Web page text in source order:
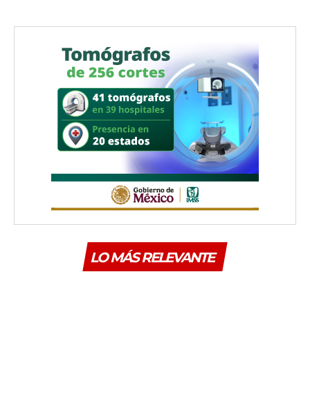
LO MÁS RELEVANTE